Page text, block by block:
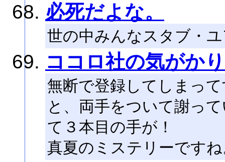
必死だよな。
世の中みんなスタブ・
ココロ社の気がかり
無断で登録してしまっ
と、両手をついて謝っ
て３本目の手が！
真夏のミステリーです